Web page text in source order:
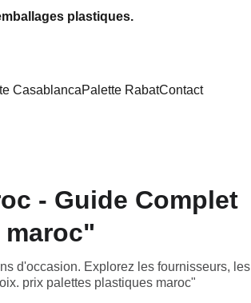
plastiques.
CasablancaPalette RabatContact
- Guide Complet
d'occasion. Explorez les fournisseurs, les
prix palettes plastiques maroc"